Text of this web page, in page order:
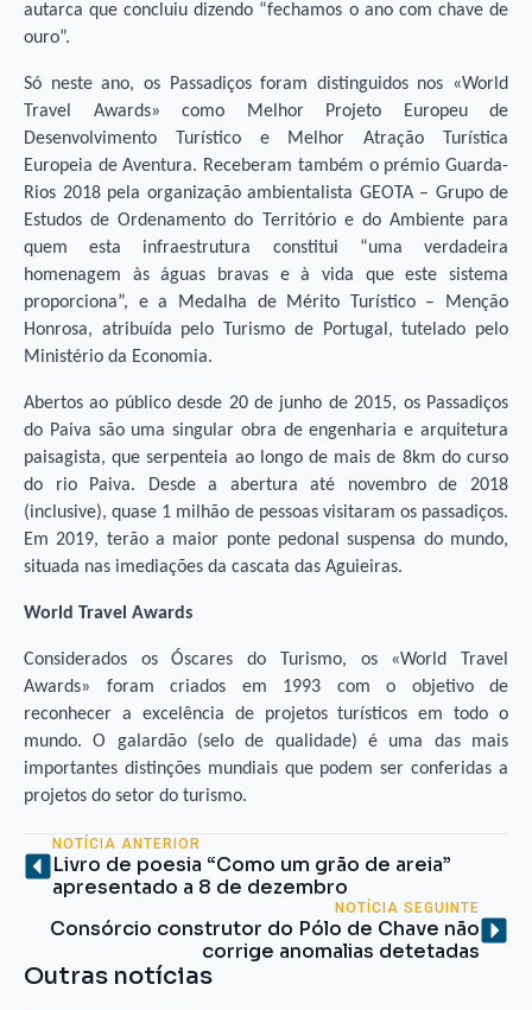
autarca que concluiu dizendo “fechamos o ano com chave de
ouro”.
Só neste ano, os Passadiços foram distinguidos nos «World
Travel Awards» como Melhor Projeto Europeu de
Desenvolvimento Turístico e Melhor Atração Turística
Europeia de Aventura. Receberam também o prémio Guarda-
Rios 2018 pela organização ambientalista GEOTA – Grupo de
Estudos de Ordenamento do Território e do Ambiente para
quem esta infraestrutura constitui “uma verdadeira
homenagem às águas bravas e à vida que este sistema
proporciona”, e a Medalha de Mérito Turístico – Menção
Honrosa, atribuída pelo Turismo de Portugal, tutelado pelo
Ministério da Economia.
Abertos ao público desde 20 de junho de 2015, os Passadiços
do Paiva são uma singular obra de engenharia e arquitetura
paisagista, que serpenteia ao longo de mais de 8km do curso
do rio Paiva. Desde a abertura até novembro de 2018
(inclusive), quase 1 milhão de pessoas visitaram os passadiços.
Em 2019, terão a maior ponte pedonal suspensa do mundo,
situada nas imediações da cascata das Aguieiras.
World Travel Awards
Considerados os Óscares do Turismo, os «World Travel
Awards» foram criados em 1993 com o objetivo de
reconhecer a excelência de projetos turísticos em todo o
mundo. O galardão (selo de qualidade) é uma das mais
importantes distinções mundiais que podem ser conferidas a
projetos do setor do turismo.
NOTÍCIA ANTERIOR
Livro de poesia “Como um grão de areia”
apresentado a 8 de dezembro
NOTÍCIA SEGUINTE
Consórcio construtor do Pólo de Chave não
corrige anomalias detetadas
Outras notícias